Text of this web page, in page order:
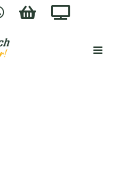
WhatsApp
HC-